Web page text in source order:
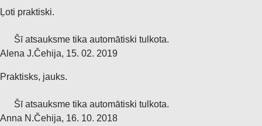
Ļoti praktiski.
Šī atsauksme tika automātiski tulkota.
Alena J.Čehija, 15. 02. 2019
Praktisks, jauks.
Šī atsauksme tika automātiski tulkota.
Anna N.Čehija, 16. 10. 2018